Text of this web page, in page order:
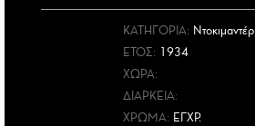
ΚΑΤΗΓΟΡΙΑ: Ντοκιμαντέρ
ΕΤΟΣ: 1934
ΧΩΡΑ:
ΔΙΑΡΚΕΙΑ:
ΧΡΩΜΑ: ΕΓΧΡ.